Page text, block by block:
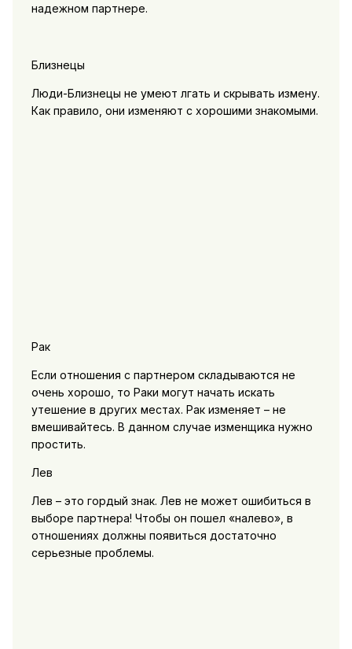
надежном партнере.
Близнецы
Люди-Близнецы не умеют лгать и скрывать измену.
Как правило, они изменяют с хорошими знакомыми.
Рак
Если отношения с партнером складываются не
очень хорошо, то Раки могут начать искать
утешение в других местах. Рак изменяет – не
вмешивайтесь. В данном случае изменщика нужно
простить.
Лев
Лев – это гордый знак. Лев не может ошибиться в
выборе партнера! Чтобы он пошел «налево», в
отношениях должны появиться достаточно
серьезные проблемы.